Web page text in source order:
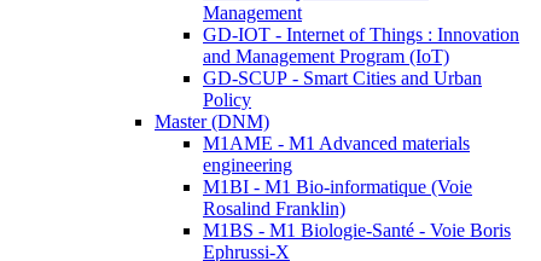
Management
GD-IOT - Internet of Things : Innovation
and Management Program (IoT)
GD-SCUP - Smart Cities and Urban
Policy
Master (DNM)
M1AME - M1 Advanced materials
engineering
M1BI - M1 Bio-informatique (Voie
Rosalind Franklin)
M1BS - M1 Biologie-Santé - Voie Boris
Ephrussi-X